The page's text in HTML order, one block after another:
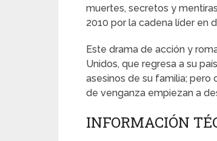
muertes, secretos y
2010 por la cadena líder en
Este drama de acción y
Unidos, que regresa a su
asesinos de su familia; pero
de venganza empiezan a
INFORMACIÓN